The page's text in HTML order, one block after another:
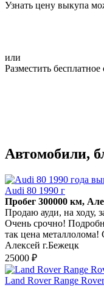
Узнать цену выкупа
или
Разместить
Автомобили,
Audi 80 1990 г
Пробег 300000 км,
Продаю ауди, на ходу,
Очень срочно!
так цена металлолома!
Алексей г.Бежецк
25000 ₽
Land Rover Range